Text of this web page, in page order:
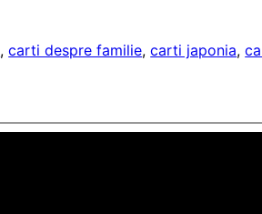
, carti despre familie, carti japonia,